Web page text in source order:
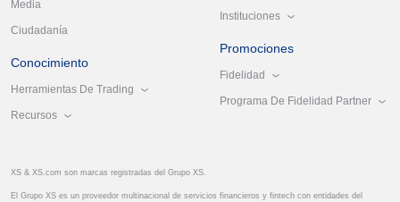
Media
Ciudadanía
Conocimiento
Herramientas De Trading
Recursos
Instituciones
Promociones
Fidelidad
Programa De Fidelidad Partner
XS & XS.com son marcas registradas del Grupo XS.
El Grupo XS es un proveedor multinacional de servicios financieros y fintech con entidades del